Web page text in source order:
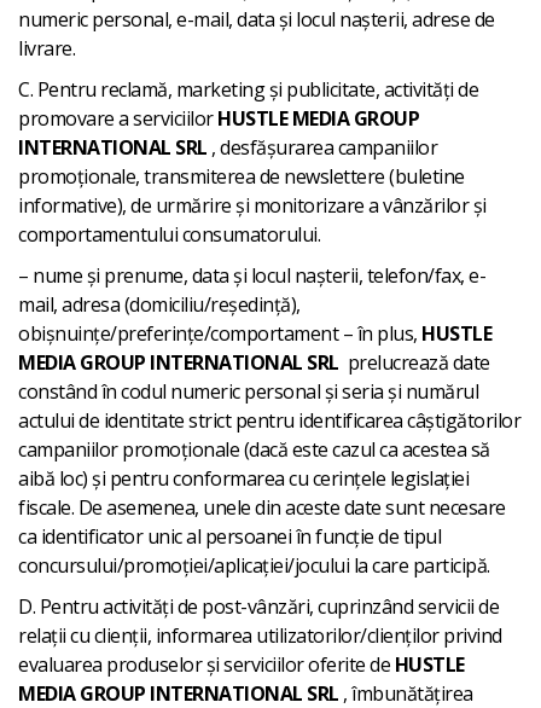
numeric personal, e-mail, data și locul nașterii, adrese de
livrare.
C. Pentru reclamă, marketing și publicitate, activități de
promovare a serviciilorHUSTLE MEDIA GROUP
INTERNATIONAL SRL , desfășurarea campaniilor
promoționale, transmiterea de newslettere (buletine
informative), de urmărire și monitorizare a vânzărilor și
comportamentului consumatorului.
– nume și prenume, data și locul nașterii, telefon/fax, e-
mail, adresa (domiciliu/reședință),
obișnuințe/preferințe/comportament – în plus, HUSTLE
MEDIA GROUP INTERNATIONAL SRL prelucrează date
constând în codul numeric personal și seria și numărul
actului de identitate strict pentru identificarea câștigătorilor
campaniilor promoționale (dacă este cazul ca acestea să
aibă loc) și pentru conformarea cu cerințele legislației
fiscale. De asemenea, unele din aceste date sunt necesare
ca identificator unic al persoanei în funcție de tipul
concursului/promoției/aplicației/jocului la care participă.
D. Pentru activități de post-vânzări, cuprinzând servicii de
relații cu clienții, informarea utilizatorilor/clienților privind
evaluarea produselor și serviciilor oferite de HUSTLE
MEDIA GROUP INTERNATIONAL SRL , îmbunătățirea